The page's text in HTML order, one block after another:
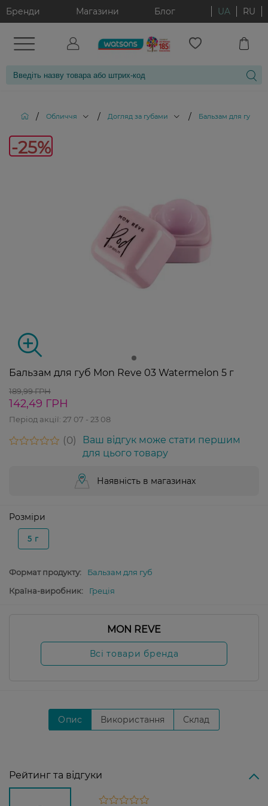
Бренди Магазини Блог UA RU
/ Обличчя / Догляд за губами / Бальзам для губ
-25%
Бальзам для губ Mon Reve 03 Watermelon 5 г
189,99 ГРН
142,49 ГРН
Період акції: 27 07 - 23 08
0
Ваш відгук може стати першим
для цього товару
Наявність в магазинах
Розміри
5 г
Формат продукту:
Бальзам для губ
Країна-виробник:
Греція
MON REVE
Всі товари бренда
Опис Використання Склад
Рейтинг та відгуки